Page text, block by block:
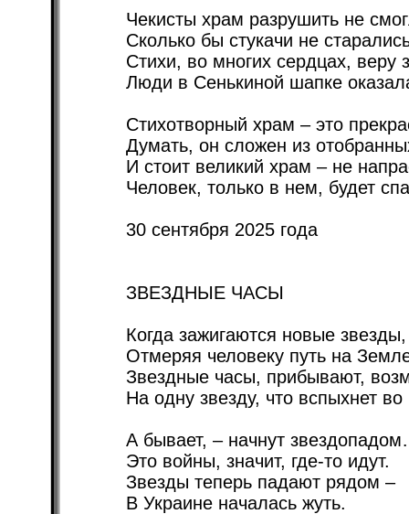
Чекисты храм разрушить не
Сколько бы стукачи не
Стихи, во многих сердцах, веру
Люди в Сенькиной шапке
Стихотворный храм – это
Думать, он сложен из
И стоит великий храм – не
Человек, только в нем, будет
30 сентября 2025 года
ЗВЕЗДНЫЕ ЧАСЫ
Когда зажигаются новые звезды,
Отмеряя человеку путь на
Звездные часы, прибывают,
На одну звезду, что вспыхнет во
А бывает, – начнут
Это войны, значит, где-то идут.
Звезды теперь падают рядом –
В Украине началась жуть.